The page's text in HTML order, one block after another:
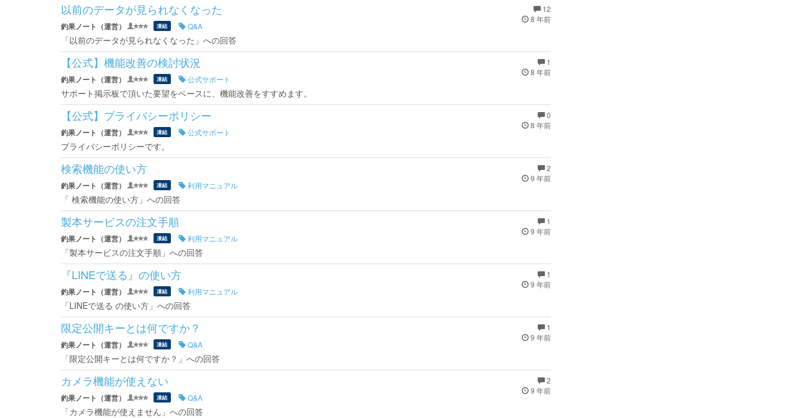
12
8 年前
以前のデータが見られなくなった
釣果ノート（運営） 凍結 Q&A
「以前のデータが見られなくなった」への回答
1
8 年前
【公式】機能改善の検討状況
釣果ノート（運営） 凍結 公式サポート
サポート掲示板で頂いた要望をベースに、機能改善をすすめます。
0
8 年前
【公式】プライバシーポリシー
釣果ノート（運営） 凍結 公式サポート
プライバシーポリシーです。
2
9 年前
検索機能の使い方
釣果ノート（運営） 凍結 利用マニュアル
「 検索機能の使い方」への回答
1
9 年前
製本サービスの注文手順
釣果ノート（運営） 凍結 利用マニュアル
「製本サービスの注文手順」への回答
1
9 年前
『LINEで送る』の使い方
釣果ノート（運営） 凍結 利用マニュアル
「LINEで送る の使い方」への回答
1
9 年前
限定公開キーとは何ですか？
釣果ノート（運営） 凍結 Q&A
「限定公開キーとは何ですか？」への回答
2
9 年前
カメラ機能が使えない
釣果ノート（運営） 凍結 Q&A
「カメラ機能が使えません」への回答